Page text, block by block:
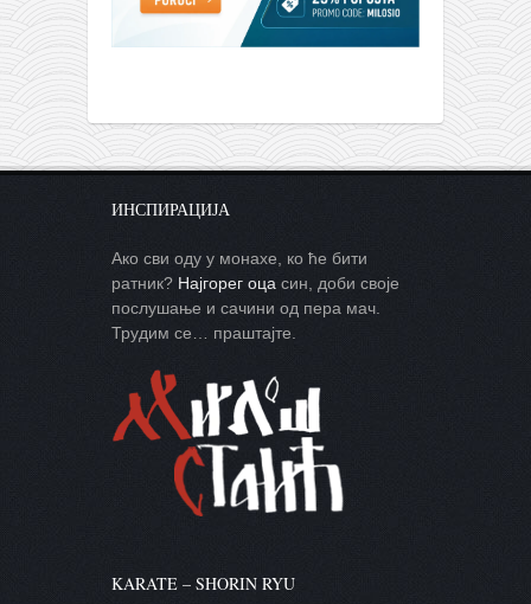
ИНСПИРАЦИЈА
Ако сви оду у монахе, ко ће бити
ратник? Најгорег оца син, доби своје
послушање и сачини од пера мач.
Трудим се… праштајте.
KARATE – SHORIN RYU